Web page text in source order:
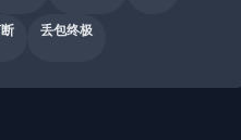
丢包终极